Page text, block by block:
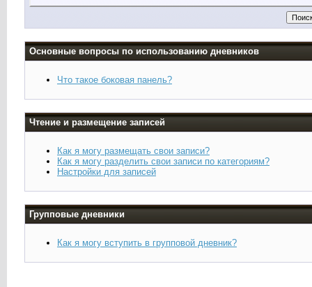
Основные вопросы по использованию дневников
Что такое боковая панель?
Чтение и размещение записей
Как я могу размещать свои записи?
Как я могу разделить свои записи по категориям?
Настройки для записей
Групповые дневники
Как я могу вступить в групповой дневник?